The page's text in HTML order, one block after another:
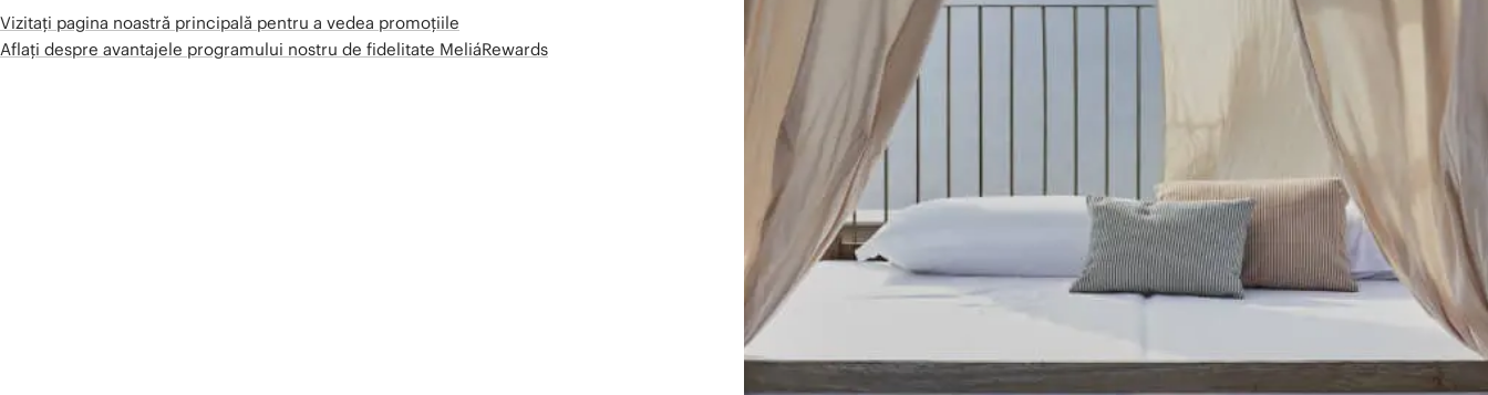
Vizitați pagina noastră principală pentru a vedea promoțiile
Aflați despre avantajele programului nostru de fidelitate MeliáRewards